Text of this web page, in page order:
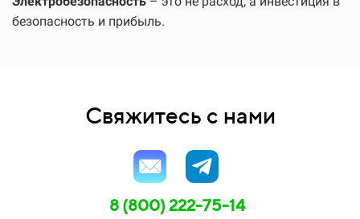
безопасность и прибыль.
Свяжитесь с нами
8 (800) 222-75-14